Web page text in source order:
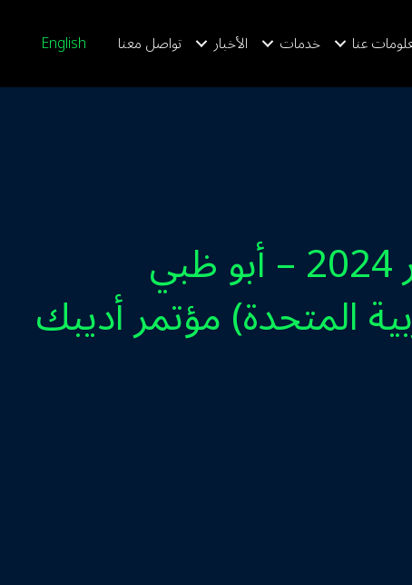
عنا خدمات الأخبار تواصل معنا English
04-07 نوفمبر 2024 – أبو ظبي
المتحدة) مؤتمر أديبك